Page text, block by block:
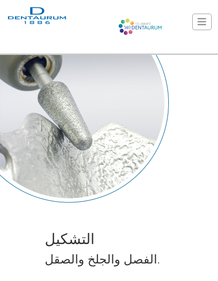
التشكيل
الفصل والجلخ والصقل.